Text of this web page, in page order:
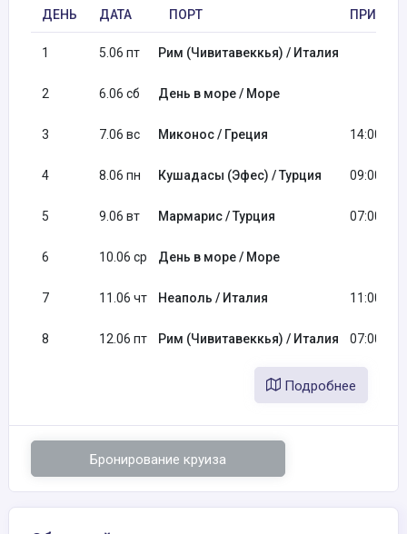
ДЕНЬ ДАТА ПОРТ
1 5.06 пт Рим (Чивитавеккья) / Италия
2 6.06 сб День в море / Море
3 7.06 вс Миконос / Греция 14:00
4 8.06 пн Кушадасы (Эфес) / Турция 09:00
5 9.06 вт Мармарис / Турция 07:00
6 10.06 ср День в море / Море
7 11.06 чт Неаполь / Италия 11:00
8 12.06 пт Рим (Чивитавеккья) / Италия 07:00
Подробнее
Бронирование круиза